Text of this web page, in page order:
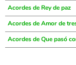
Acordes de Rey de paz
Acordes de Amor de
Acordes de Que pasó